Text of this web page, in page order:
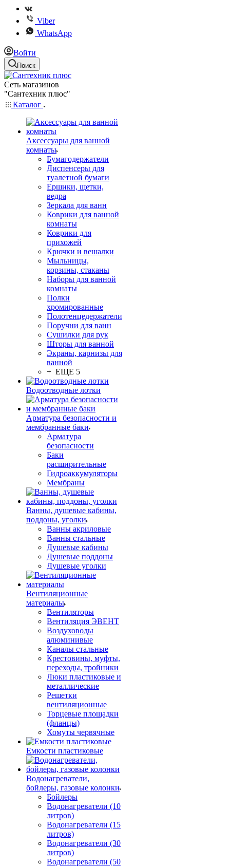
Viber
WhatsApp
Войти
Поиск
Сеть магазинов
"Сантехник плюс"
Каталог
Аксессуары для ванной
комнаты
Бумагодержатели
Диспенсеры для
туалетной бумаги
Ершики, щетки,
ведра
Зеркала для ванн
Коврики для ванной
комнаты
Коврики для
прихожей
Крючки и вешалки
Мыльницы,
корзины, стаканы
Наборы для ванной
комнаты
Полки
хромированные
Полотенцедержатели
Поручни для ванн
Сушилки для рук
Шторы для ванной
Экраны, карнизы для
ванной
+ ЕЩЕ 5
Водоотводные лотки
Арматура безопасности и
мембранные баки
Арматура
безопасности
Баки
расширительные
Гидроаккумуляторы
Мембраны
Ванны, душевые кабины,
поддоны, уголки
Ванны акриловые
Ванны стальные
Душевые кабины
Душевые поддоны
Душевые уголки
Вентиляционные
материалы
Вентиляторы
Вентиляция ЭВЕНТ
Воздуховоды
алюминивые
Каналы стальные
Крестовины, муфты,
переходы, тройники
Люки пластиковые и
металлические
Решетки
вентиляционные
Торцевые площадки
(фланцы)
Хомуты червячные
Емкости пластиковые
Водонагреватели,
бойлеры, газовые колонки
Бойлеры
Водонагреватели (10
литров)
Водонагреватели (15
литров)
Водонагреватели (30
литров)
Водонагреватели (50